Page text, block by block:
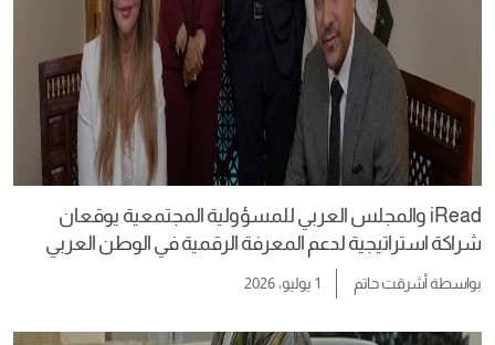
iRead والمجلس العربي للمسؤولية المجتمعية يوقعان
شراكة استراتيجية لدعم المعرفة الرقمية في الوطن العربي
بواسطةأشرقت حاتم 1 يوليو، 2026